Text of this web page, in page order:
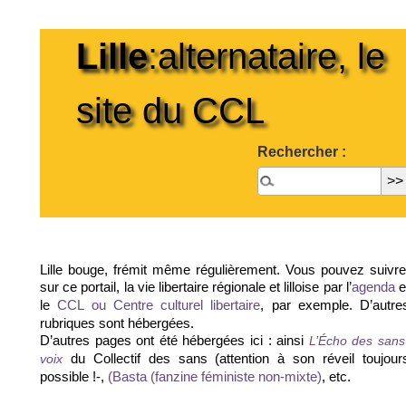
Lille:alternataire, le
site du CCL
Rechercher :
Lille bouge, frémit même régulièrement. Vous pouvez
sur ce portail, la vie libertaire régionale et lilloise par l’agenda
leCCL ou Centre culturel libertaire, par exemple.
rubriques sont hébergées.
D’autres pages ont été hébergées ici : ainsi L’Écho des
voix du Collectif des sans (attention à son réveil
possible !-, (Basta (fanzine féministe non-mixte), etc.